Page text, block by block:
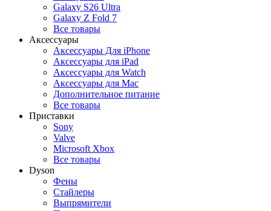
Galaxy S26 Ultra
Galaxy Z Fold 7
Все товары
Аксессуары
Аксессуары Для iPhone
Аксессуары для iPad
Аксессуары для Watch
Аксессуары для Mac
Дополнительное питание
Все товары
Приставки
Sony
Valve
Microsoft Xbox
Все товары
Dyson
Фены
Стайлеры
Выпрямители